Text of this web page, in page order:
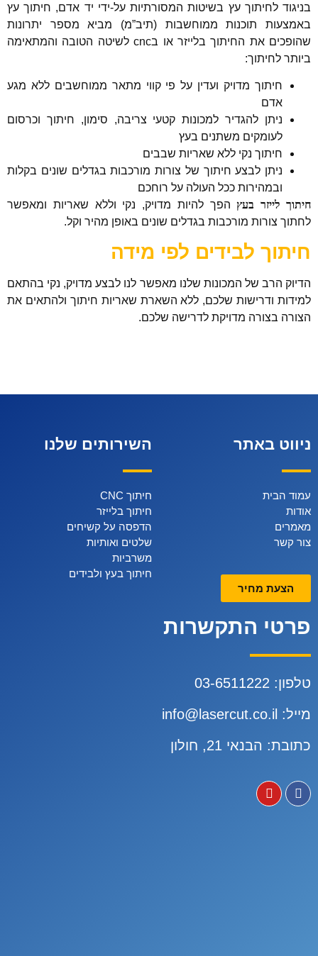
בניגוד לחיתוך עץ בשיטות המסורתיות על-ידי יד אדם, חיתוך עץ
באמצעות תוכנות ממוחשבות (תיב”מ) מביא מספר יתרונות
שהופכים את החיתוך בלייזר או בcnc לשיטה הטובה והמתאימה
ביותר לחיתוך:
חיתוך מדויק ועדין על פי קווי מתאר ממוחשבים ללא מגע
אדם
ניתן להגדיר למכונות קטעי צריבה, סימון, חיתוך וכרסום
לעומקים משתנים בעץ
חיתוך נקי ללא שאריות שבבים
ניתן לבצע חיתוך של צורות מורכבות בגדלים שונים בקלות
ובמהירות ככל העולה על רוחכם
חיתוך לייזר בעץהפך להיות מדויק, נקי וללא שאריות ומאפשר
לחתוך צורות מורכבות בגדלים שונים באופן מהיר וקל.
חיתוך לבידים לפי מידה
הדיוק הרב של המכונות שלנו מאפשר לנו לבצע מדויק, נקי בהתאם
למידות ודרישות שלכם, ללא השארת שאריות חיתוך ולהתאים את
הצורה בצורה מדויקת לדרישה שלכם.
ניווט באתר
עמוד הבית
אודות
מאמרים
צור קשר
הצעת מחיר
השירותים שלנו
חיתוך CNC
חיתוך בלייזר
הדפסה על קשיחים
שלטים ואותיות
משרביות
חיתוך בעץ ולבידים
פרטי התקשרות
טלפון: 03-6511222
מייל: info@lasercut.co.il
כתובת: הבנאי 21, חולון